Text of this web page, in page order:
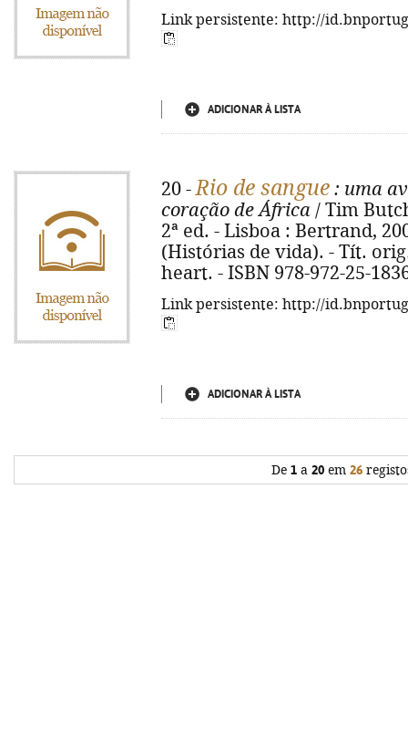
Link persistente: http://
ADICIONAR À LISTA
20 -Rio de sangue : uma
coração de África / Tim
2ª ed. - Lisboa : Bertrand,
(Histórias de vida). - Tít.
heart. - ISBN 978-972-25-
Link persistente: http://
ADICIONAR À LISTA
De 1a 20em 26